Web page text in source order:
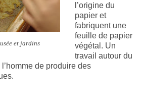
et jardins
l’origine du
papier et
fabriquent une
feuille de papier
végétal. Un
travail autour du
de produire des